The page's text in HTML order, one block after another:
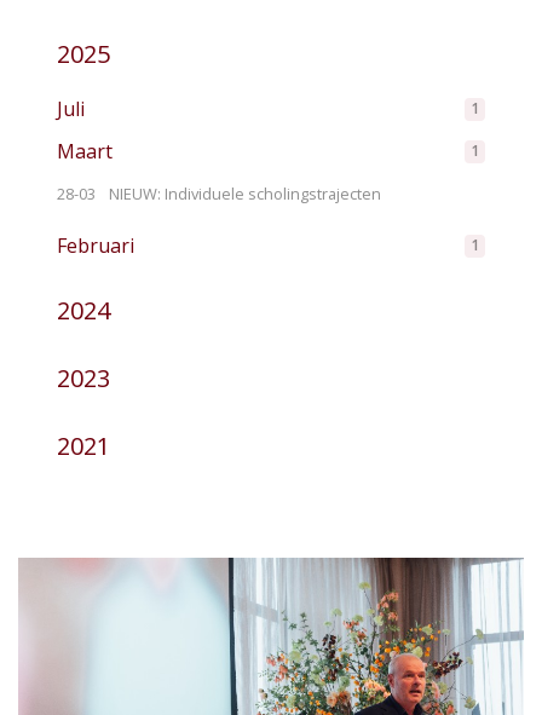
2025
Juli 1
Maart 1
28-03 NIEUW: Individuele scholingstrajecten
Februari 1
2024
2023
2021